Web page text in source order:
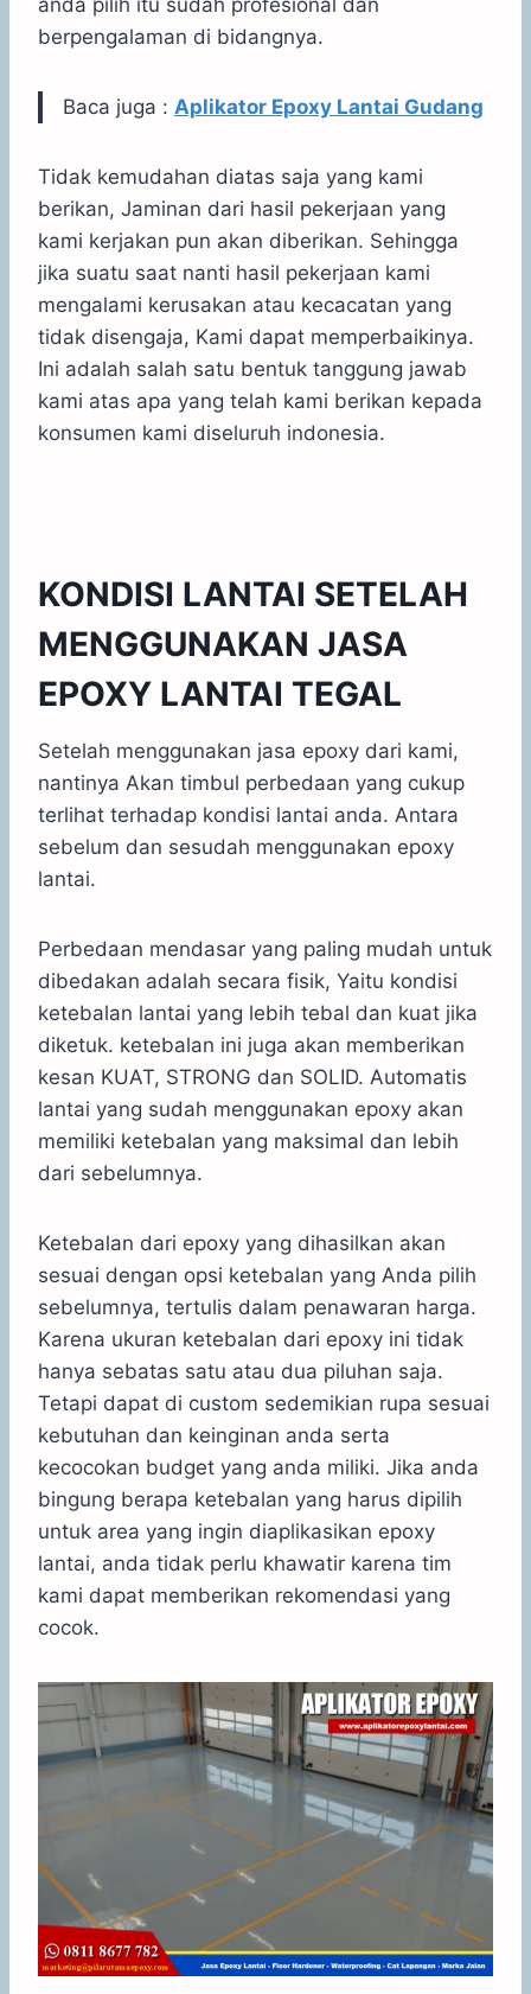
berpengalaman di bidangnya.
Baca juga : Aplikator Epoxy Lantai Gudang
Tidak kemudahan diatas saja yang kami
berikan, Jaminan dari hasil pekerjaan yang
kami kerjakan pun akan diberikan. Sehingga
jika suatu saat nanti hasil pekerjaan kami
mengalami kerusakan atau kecacatan yang
tidak disengaja, Kami dapat memperbaikinya.
Ini adalah salah satu bentuk tanggung jawab
kami atas apa yang telah kami berikan kepada
konsumen kami diseluruh indonesia.
KONDISI LANTAI SETELAH
MENGGUNAKAN JASA
EPOXY LANTAI TEGAL
Setelah menggunakan jasa epoxy dari kami,
nantinya Akan timbul perbedaan yang cukup
terlihat terhadap kondisi lantai anda. Antara
sebelum dan sesudah menggunakan epoxy
lantai.
Perbedaan mendasar yang paling mudah untuk
dibedakan adalah secara fisik, Yaitu kondisi
ketebalan lantai yang lebih tebal dan kuat jika
diketuk. ketebalan ini juga akan memberikan
kesan KUAT, STRONG dan SOLID. Automatis
lantai yang sudah menggunakan epoxy akan
memiliki ketebalan yang maksimal dan lebih
dari sebelumnya.
Ketebalan dari epoxy yang dihasilkan akan
sesuai dengan opsi ketebalan yang Anda pilih
sebelumnya, tertulis dalam penawaran harga.
Karena ukuran ketebalan dari epoxy ini tidak
hanya sebatas satu atau dua piluhan saja.
Tetapi dapat di custom sedemikian rupa sesuai
kebutuhan dan keinginan anda serta
kecocokan budget yang anda miliki. Jika anda
bingung berapa ketebalan yang harus dipilih
untuk area yang ingin diaplikasikan epoxy
lantai, anda tidak perlu khawatir karena tim
kami dapat memberikan rekomendasi yang
cocok.